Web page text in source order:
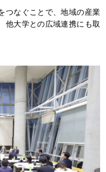
つなぐことで、地域の産業
他大学との広域連携にも取